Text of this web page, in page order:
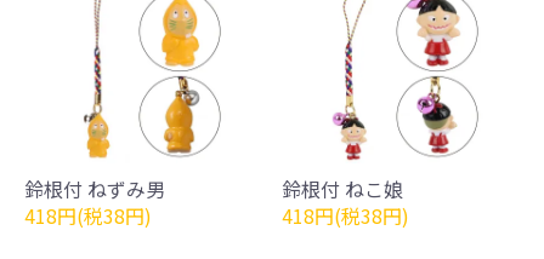
鈴根付 ねずみ男
418円(税38円)
鈴根付 ねこ娘
418円(税38円)